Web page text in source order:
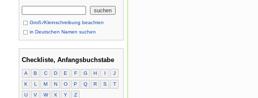
Groß-/Kleinschreibung beachten
in Deutschen Namen suchen
Checkliste, Anfangsbuchstabe
A B C D E F G H I
J
K
L M N O P Q R S
T
U
V W X Y Z